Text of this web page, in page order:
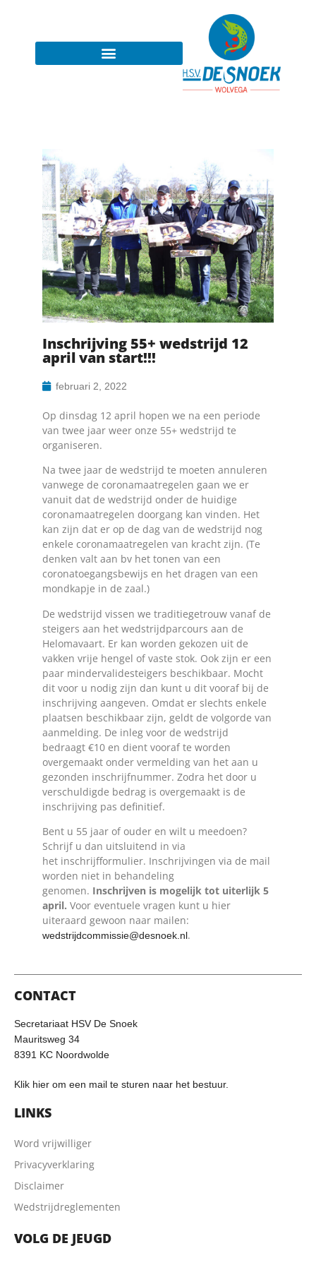
Inschrijving 55+ wedstrijd 12
april van start!!!
februari 2, 2022
Op dinsdag 12 april hopen we na een periode
van twee jaar weer onze 55+ wedstrijd te
organiseren.
Na twee jaar de wedstrijd te moeten annuleren
vanwege de coronamaatregelen gaan we er
vanuit dat de wedstrijd onder de huidige
coronamaatregelen doorgang kan vinden. Het
kan zijn dat er op de dag van de wedstrijd nog
enkele coronamaatregelen van kracht zijn. (Te
denken valt aan bv het tonen van een
coronatoegangsbewijs en het dragen van een
mondkapje in de zaal.)
De wedstrijd vissen we traditiegetrouw vanaf de
steigers aan het wedstrijdparcours aan de
Helomavaart. Er kan worden gekozen uit de
vakken vrije hengel of vaste stok. Ook zijn er een
paar mindervalidesteigers beschikbaar. Mocht
dit voor u nodig zijn dan kunt u dit vooraf bij de
inschrijving aangeven. Omdat er slechts enkele
plaatsen beschikbaar zijn, geldt de volgorde van
aanmelding. De inleg voor de wedstrijd
bedraagt €10 en dient vooraf te worden
overgemaakt onder vermelding van het aan u
gezonden inschrijfnummer. Zodra het door u
verschuldigde bedrag is overgemaakt is de
inschrijving pas definitief.
Bent u 55 jaar of ouder en wilt u meedoen?
Schrijf u dan uitsluitend in via
het inschrijfformulier. Inschrijvingen via de mail
worden niet in behandeling
genomen. Inschrijven is mogelijk tot uiterlijk 5
april. Voor eventuele vragen kunt u hier
uiteraard gewoon naar mailen:
wedstrijdcommissie@desnoek.nl.
CONTACT
Secretariaat HSV De Snoek
Mauritsweg 34
8391 KC Noordwolde
Klik hier om een mail te sturen naar het bestuur.
LINKS
Word vrijwilliger
Privacyverklaring
Disclaimer
Wedstrijdreglementen
VOLG DE JEUGD